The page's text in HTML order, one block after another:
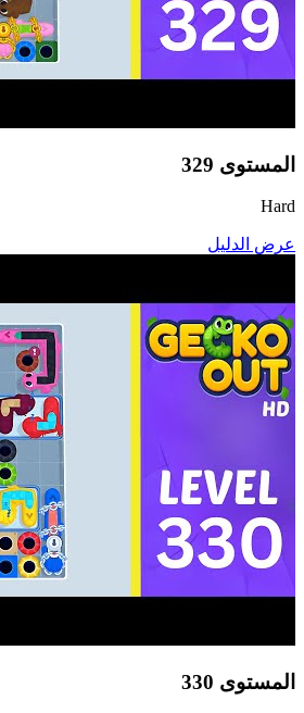
المستوى 329
Hard
عرض الدليل
المستوى 330